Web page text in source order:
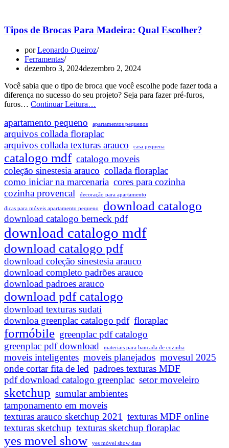
Tipos de Brocas Para Madeira: Qual Escolher?
porLeonardo Queiroz
Ferramentas
dezembro 3, 2024dezembro 2, 2024
Você sabia que o tipo de broca que você escolhe pode fazer toda a
diferença no sucesso do seu projeto? Seja para fazer pré-furos,
furos… Continuar Leitura…
Brocas
Para
Madeira:
Qual
Escolher?
apartamento pequeno apartamentos pequenos
arquivos collada floraplac
arquivos collada texturas arauco
casa pequena
catalogo mdf catalogo moveis
coleção sinestesia arauco collada floraplac
como iniciar na marcenaria cores para cozinha
cozinha provencal
decoração para apartamento
dicas para móveis apartamento pequeno download catalogo
download catalogo berneck pdf
download catalogo mdf
download catalogo pdf
download coleção sinestesia arauco
download completo padrões arauco
download padroes arauco
download pdf catalogo
download texturas sudati
downloa greenplac catalogo pdf floraplac
formóbile greenplac pdf catalogo
greenplac pdf download
materiais para bancada de cozinha
moveis inteligentes moveis planejados movesul 2025
onde cortar fita de led padroes texturas MDF
pdf download catalogo greenplac setor moveleiro
sketchup sumular ambientes
tamponamento em moveis
texturas arauco sketchup 2021
texturas MDF online
texturas sketchup texturas sketchup floraplac
yes movel show yes móvel show data